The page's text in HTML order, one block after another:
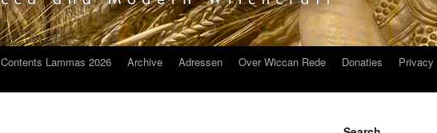
Contents Lammas 2026 Archive Adressen Over Wiccan Rede Donaties Privacy